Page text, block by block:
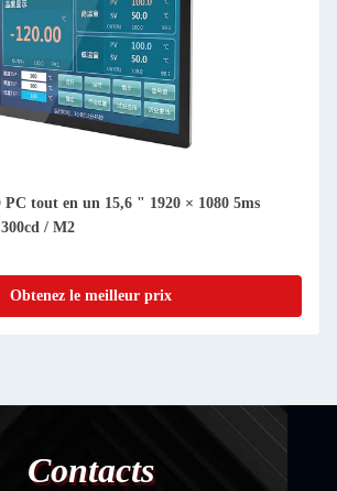
tout en un 15,6 " 1920 × 1080 5ms
/ M2
Obtenez le meilleur prix
Contacts